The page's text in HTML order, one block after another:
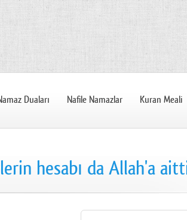
Duaları Nafile Namazlar Kuran Meali
hesabı da Allah'a